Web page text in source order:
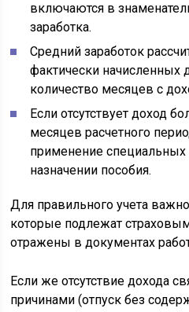
включаются в
заработка.
Средний заработок
фактически начисленных
количество месяцев с
Если отсутствует доход
месяцев расчетного
применение специальных
назначении пособия.
Для правильного учета
которые подлежат
отражены в документах
Если же отсутствие дохода
причинами (отпуск без